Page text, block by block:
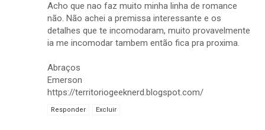
Acho que nao faz muito minha linha de romance
não. Não achei a premissa interessante e os
detalhes que te incomodaram, muito provavelmente
ia me incomodar tambem então fica pra proxima.
Abraços
Emerson
https://territoriogeeknerd.blogspot.com/
Responder Excluir